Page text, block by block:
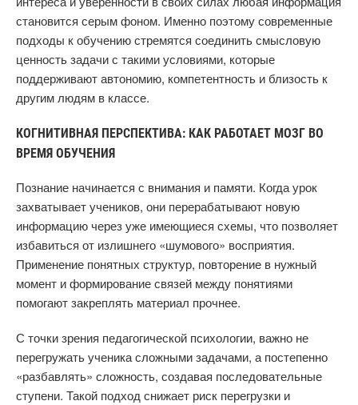
становится серым фоном. Именно поэтому современные
подходы к обучению стремятся соединить смысловую
ценность задачи с такими условиями, которые
поддерживают автономию, компетентность и близость к
другим людям в классе.
КОГНИТИВНАЯ ПЕРСПЕКТИВА: КАК РАБОТАЕТ МОЗГ ВО
ВРЕМЯ ОБУЧЕНИЯ
Познание начинается с внимания и памяти. Когда урок
захватывает учеников, они перерабатывают новую
информацию через уже имеющиеся схемы, что позволяет
избавиться от излишнего «шумового» восприятия.
Применение понятных структур, повторение в нужный
момент и формирование связей между понятиями
помогают закреплять материал прочнее.
С точки зрения педагогической психологии, важно не
перегружать ученика сложными задачами, а постепенно
«разбавлять» сложность, создавая последовательные
ступени. Такой подход снижает риск перегрузки и